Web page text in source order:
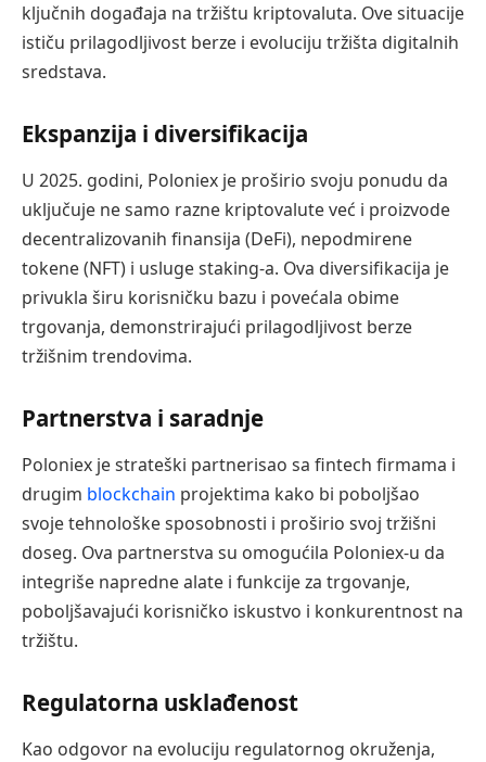
ključnih događaja na tržištu kriptovaluta. Ove situacije
ističu prilagodljivost berze i evoluciju tržišta digitalnih
sredstava.
Ekspanzija i diversifikacija
U 2025. godini, Poloniex je proširio svoju ponudu da
uključuje ne samo razne kriptovalute već i proizvode
decentralizovanih finansija (DeFi), nepodmirene
tokene (NFT) i usluge staking-a. Ova diversifikacija je
privukla širu korisničku bazu i povećala obime
trgovanja, demonstrirajući prilagodljivost berze
tržišnim trendovima.
Partnerstva i saradnje
Poloniex je strateški partnerisao sa fintech firmama i
drugim blockchain projektima kako bi poboljšao
svoje tehnološke sposobnosti i proširio svoj tržišni
doseg. Ova partnerstva su omogućila Poloniex-u da
integriše napredne alate i funkcije za trgovanje,
poboljšavajući korisničko iskustvo i konkurentnost na
tržištu.
Regulatorna usklađenost
Kao odgovor na evoluciju regulatornog okruženja,